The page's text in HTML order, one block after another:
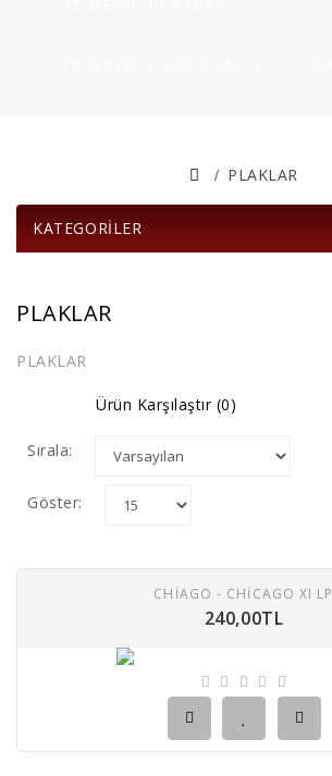
PLAKLAR
KATEGORILER
PLAKLAR
PLAKLAR
Ürün Karşılaştır (0)
Sırala:
Göster:
CHİAGO - CHICAGO XI LP
240,00TL